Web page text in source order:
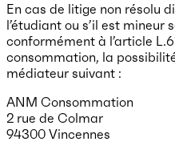
En cas de litige non résolu
l’étudiant ou s’il est mineur
conformément à l’article
consommation, la
médiateur suivant :
ANM Consommation
2 rue de Colmar
94300 Vincennes